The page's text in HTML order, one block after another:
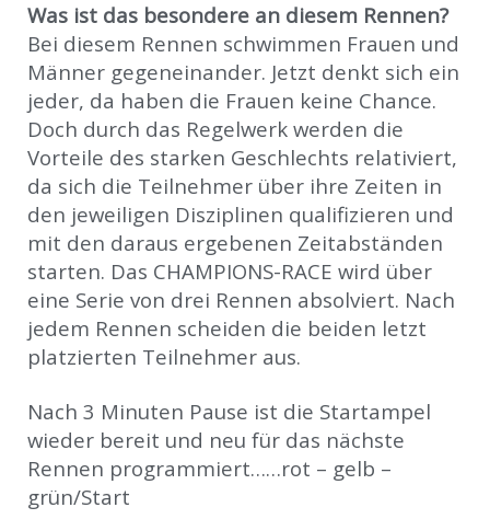
Was ist das besondere an diesem Rennen?
Bei diesem Rennen schwimmen Frauen und
Männer gegeneinander. Jetzt denkt sich ein
jeder, da haben die Frauen keine Chance.
Doch durch das Regelwerk werden die
Vorteile des starken Geschlechts relativiert,
da sich die Teilnehmer über ihre Zeiten in
den jeweiligen Disziplinen qualifizieren und
mit den daraus ergebenen Zeitabständen
starten. Das CHAMPIONS-RACE wird über
eine Serie von drei Rennen absolviert. Nach
jedem Rennen scheiden die beiden letzt
platzierten Teilnehmer aus.
Nach 3 Minuten Pause ist die Startampel
wieder bereit und neu für das nächste
Rennen programmiert……rot – gelb –
grün/Start